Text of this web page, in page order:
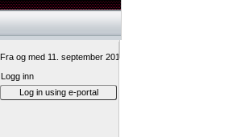
Fra og med 11. september 2017 vil innlogging til Min vei-
Logg inn
Log in using e-portal